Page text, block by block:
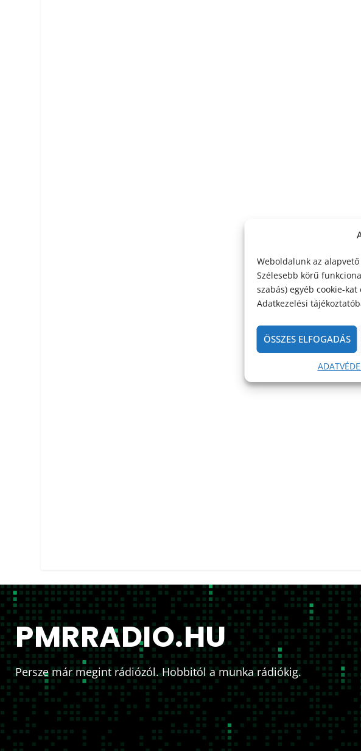
Weboldalunk az
Szélesebb körű
szabás) egyéb cookie-
Adatkezelési
ÖSSZES ELFOGADÁS
PMRRADIO.HU
Persze már megint rádiózól. Hobbitól a munka rádiókig.